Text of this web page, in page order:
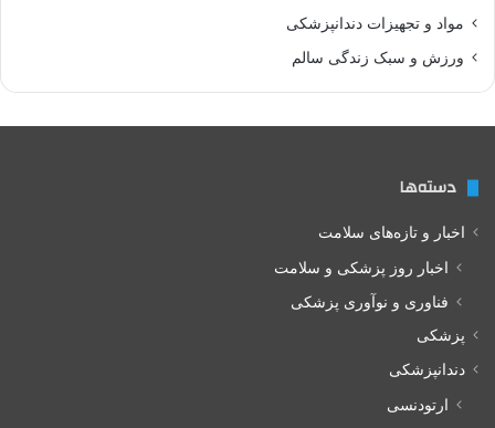
مواد و تجهیزات دندانپزشکی
ورزش و سبک زندگی سالم
دسته‌ها
اخبار و تازه‌های سلامت
اخبار روز پزشکی و سلامت
فناوری و نوآوری پزشکی
پزشکی
دندانپزشکی
ارتودنسی